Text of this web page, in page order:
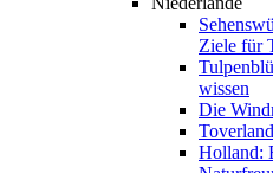
Ziele für
wissen
Die
Holland: